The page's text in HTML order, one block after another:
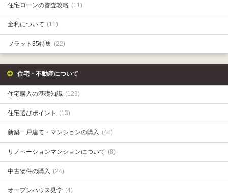
住宅ローンの審査攻略 (11)
金利について (11)
フラット35特集 (22)
住宅・不動産について
住宅購入の基礎知識 (129)
住宅選びポイント (13)
新築一戸建て・マンションの購入 (48)
リノベーションマンションについて (8)
中古物件の購入 (24)
オープンハウス見学 (4)